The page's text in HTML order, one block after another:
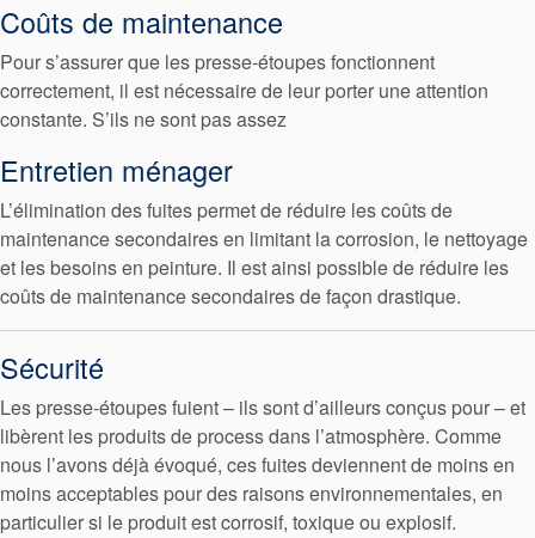
Coûts de maintenance
Pour s’assurer que les presse-étoupes fonctionnent
correctement, il est nécessaire de leur porter une attention
constante. S’ils ne sont pas assez
Entretien ménager
L’élimination des fuites permet de réduire les coûts de
maintenance secondaires en limitant la corrosion, le nettoyage
et les besoins en peinture. Il est ainsi possible de réduire les
coûts de maintenance secondaires de façon drastique.
Sécurité
Les presse-étoupes fuient – ils sont d’ailleurs conçus pour – et
libèrent les produits de process dans l’atmosphère. Comme
nous l’avons déjà évoqué, ces fuites deviennent de moins en
moins acceptables pour des raisons environnementales, en
particulier si le produit est corrosif, toxique ou explosif.